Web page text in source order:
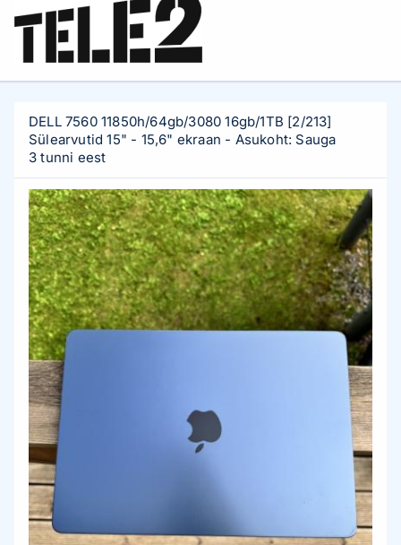
DELL 7560 11850h/64gb/3080 16gb/1TB [2/213]
Sülearvutid 15" - 15,6" ekraan - Asukoht: Sauga
3 tunni eest